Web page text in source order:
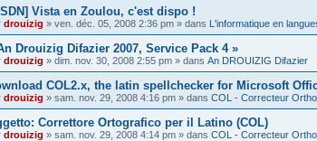
Vista en Zoulou, c'est dispo !
drouizig » ven. déc. 05, 2008 2:36 pm » dans L'informatique en
Drouizig Difazier 2007, Service Pack 4 »
drouizig » dim. nov. 30, 2008 2:55 pm » dans An DROUIZIG Difazier
COL2.x, the latin spellchecker for Microsoft
drouizig » sam. nov. 29, 2008 4:16 pm » dans COL - Correcteur
Correttore Ortografico per il Latino (COL)
drouizig » sam. nov. 29, 2008 4:14 pm » dans COL - Correcteur